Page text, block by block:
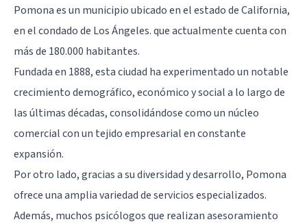
Pomona es un municipio ubicado en el estado de California,
en el condado de Los Ángeles. que actualmente cuenta con
más de 180.000 habitantes.
Fundada en 1888, esta ciudad ha experimentado un notable
crecimiento demográfico, económico y social a lo largo de
las últimas décadas, consolidándose como un núcleo
comercial con un tejido empresarial en constante
expansión.
Por otro lado, gracias a su diversidad y desarrollo, Pomona
ofrece una amplia variedad de servicios especializados.
Además, muchos psicólogos que realizan asesoramiento